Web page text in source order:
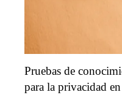
Pruebas de
para la privacidad